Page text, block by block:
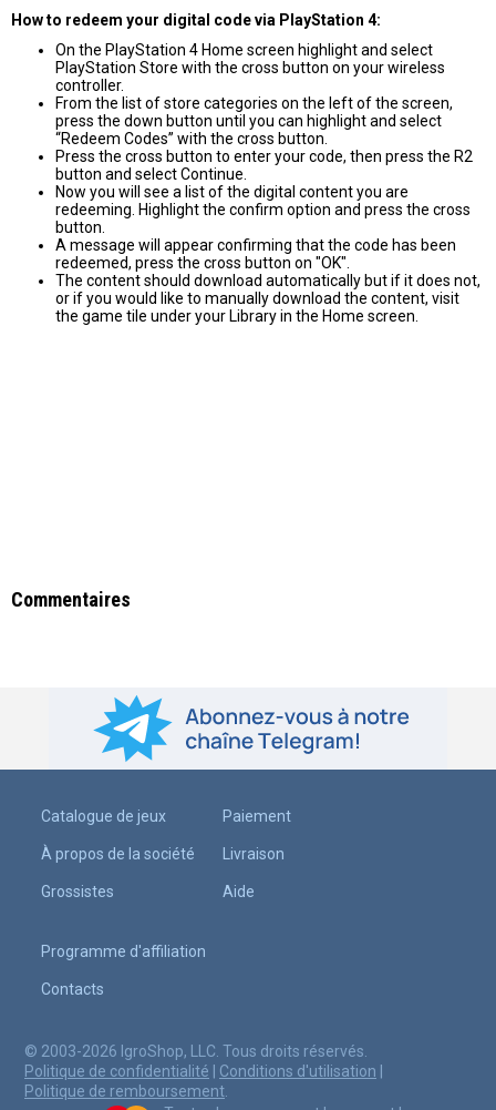
How to redeem your digital code via PlayStation 4:
On the PlayStation 4 Home screen highlight and select
PlayStation Store with the cross button on your wireless
controller.
From the list of store categories on the left of the screen,
press the down button until you can highlight and select
“Redeem Codes” with the cross button.
Press the cross button to enter your code, then press the R2
button and select Continue.
Now you will see a list of the digital content you are
redeeming. Highlight the confirm option and press the cross
button.
A message will appear confirming that the code has been
redeemed, press the cross button on "OK".
The content should download automatically but if it does not,
or if you would like to manually download the content, visit
the game tile under your Library in the Home screen.
Commentaires
Catalogue de jeux
À propos de la société
Grossistes
Paiement
Livraison
Aide
Programme d'affiliation
Contacts
© 2003-2026 IgroShop, LLC. Tous droits réservés.
Politique de confidentialité
Conditions d'utilisation
Politique de remboursement.